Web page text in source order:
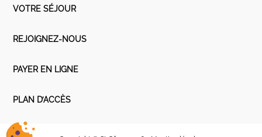
VOTRE SÉJOUR
REJOIGNEZ-NOUS
PAYER EN LIGNE
PLAN D’ACCÈS